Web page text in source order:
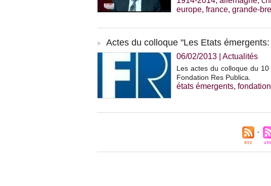
europe, france, grande-
Actes du colloque "Les Etats
06/02/2013 Actualités
Les actes du colloque du
Fondation Res Publica.
états émergents,